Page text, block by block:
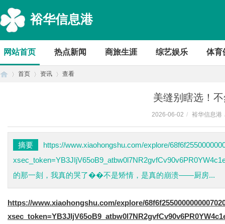
裕华信息港
网站首页 热点新闻 商旅生涯 综艺娱乐 体育
首页 资讯 查看
美缝别瞎选！
2026-06-02 / 裕华信息港
摘要
https://www.xiaohongshu.com/explore/
的那一刻，我真的哭了��不是矫情，是真的崩溃——厨房...
https://www.xiaohongshu.com/explore/